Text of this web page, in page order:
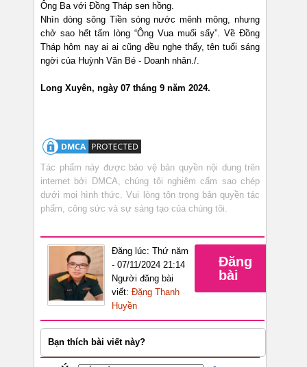
Ông Ba với Đồng Tháp sen hồng.
Nhìn dòng sông Tiền sóng nước mênh mông, nhưng
chở sao hết tấm lòng “Ông Vua muối sấy”. Về Đồng
Tháp hôm nay ai ai cũng đều nghe thấy, tên tuổi sáng
ngời của Huỳnh Văn Bé - Doanh nhân./.
Long Xuyên, ngày 07 tháng 9 năm 2024.
Tác phẩm này được bảo vệ bản quyền nội dung trên
internet bởi DMCA, chúng tôi nghiêm cấm sao chép
dưới mọi hình thức. Vui lòng tôn trọng bản quyền tác
phẩm, công sức và sự sáng tạo của chúng tôi.
Đăng lúc: Thứ năm
- 07/11/2024 21:14
Người đăng bài
viết: Đặng Thanh
Huyền
Đăng
bài
Bạn thích bài viết này?